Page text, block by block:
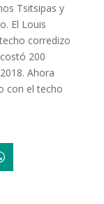
Tsitsipas y
El Louis
corredizo
200
Ahora
con el techo